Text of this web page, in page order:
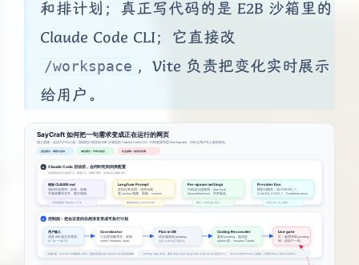
和排计划；真正写代码的是 E2B 沙箱里的
Claude Code CLI；它直接改
/workspace ，Vite 负责把变化实时展示
给用户。